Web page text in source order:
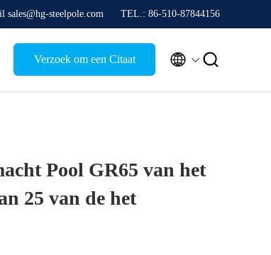
sales@hg-steelpole.com TEL.: 86-510-87844156
Verzoek om een Citaat  
Pool GR65 van het
25 van de het